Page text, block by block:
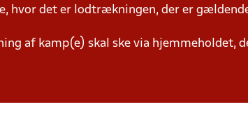
hvor det er lodtrækningen, der er
af kamp(e) skal ske via hjemmeholdet,